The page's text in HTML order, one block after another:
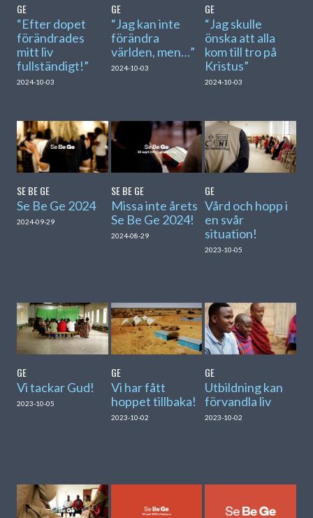
GE
“Efter dopet
förändrades
mitt liv
fullständigt!”
2024-10-03
GE
“Jag kan inte
förändra
världen, men…”
2024-10-03
GE
“Jag skulle
önska att alla
kom till tro på
Kristus”
2024-10-03
SE BE GE
Se Be Ge 2024
2024-09-29
SE BE GE
Missa inte årets
Se Be Ge 2024!
2024-08-29
GE
Vård och hopp i
en svår
situation!
2023-10-05
GE
Vi tackar Gud!
2023-10-05
GE
Vi har fått
hoppet tillbaka!
2023-10-02
GE
Utbildning kan
förvandla liv
2023-10-02